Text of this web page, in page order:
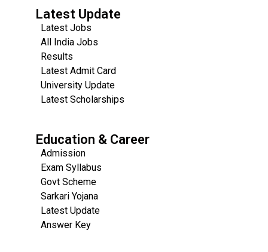
Latest Update
Latest Jobs
All India Jobs
Results
Latest Admit Card
University Update
Latest Scholarships
Education & Career
Admission
Exam Syllabus
Govt Scheme
Sarkari Yojana
Latest Update
Answer Key